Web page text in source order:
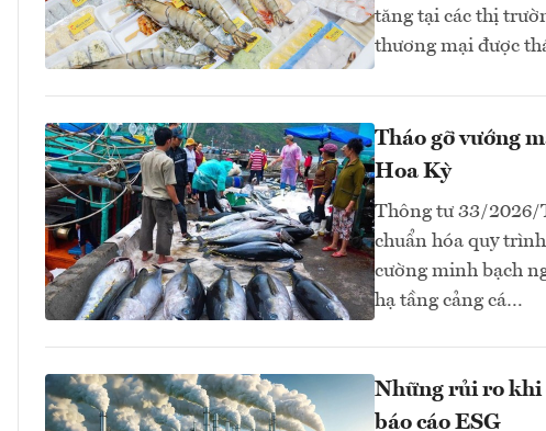
tăng tại các thị
thương mại được
Tháo gỡ vướng
Hoa Kỳ
Thông tư 33/2026/
chuẩn hóa quy
cường minh bạch
hạ tầng cảng cá…
Những rủi ro khi
báo cáo ESG